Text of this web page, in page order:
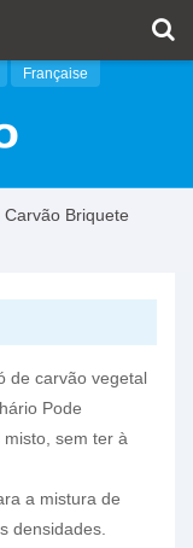
Française
Carvão Briquete
de carvão vegetal
Pode
sem ter à
a mistura de
densidades.